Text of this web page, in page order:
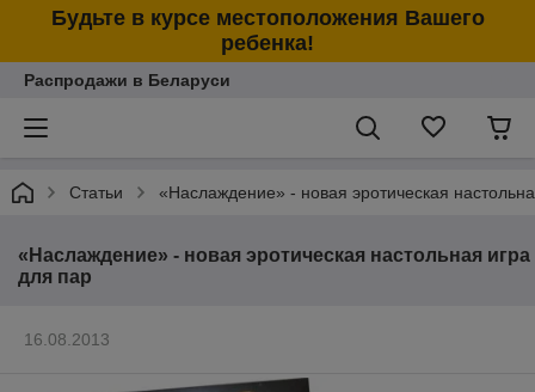
Будьте в курсе местоположения Вашего
ребенка!
Распродажи в Беларуси
Статьи «Наслаждение» - новая эротическая
«Наслаждение» - новая эротическая настольная игра
для пар
16.08.2013